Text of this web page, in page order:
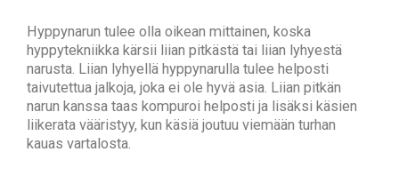
Hyppynarun tulee olla oikean mittainen, koska
hyppytekniikka kärsii liian pitkästä tai liian lyhyestä
narusta. Liian lyhyellä hyppynarulla tulee helposti
taivutettua jalkoja, joka ei ole hyvä asia. Liian pitkän
narun kanssa taas kompuroi helposti ja lisäksi käsien
liikerata vääristyy, kun käsiä joutuu viemään turhan
kauas vartalosta.